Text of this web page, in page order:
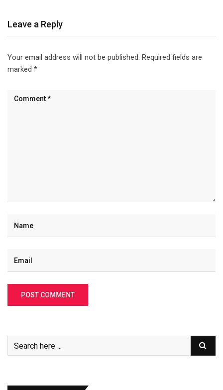
Leave a Reply
Your email address will not be published. Required fields are
marked *